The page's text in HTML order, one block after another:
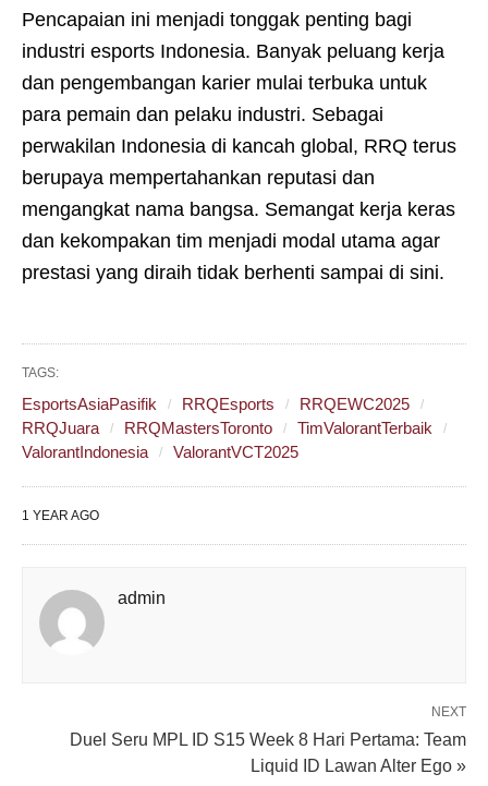
Pencapaian ini menjadi tonggak penting bagi
industri esports Indonesia. Banyak peluang kerja
dan pengembangan karier mulai terbuka untuk
para pemain dan pelaku industri. Sebagai
perwakilan Indonesia di kancah global, RRQ terus
berupaya mempertahankan reputasi dan
mengangkat nama bangsa. Semangat kerja keras
dan kekompakan tim menjadi modal utama agar
prestasi yang diraih tidak berhenti sampai di sini.
TAGS:
EsportsAsiaPasifik RRQEsports
RRQEWC2025
RRQJuara
RRQMastersToronto
TimValorantTerbaik
ValorantIndonesia
ValorantVCT2025
1 YEAR AGO
admin
NEXT
Duel Seru MPL ID S15 Week 8 Hari Pertama: Team
Liquid ID Lawan Alter Ego »